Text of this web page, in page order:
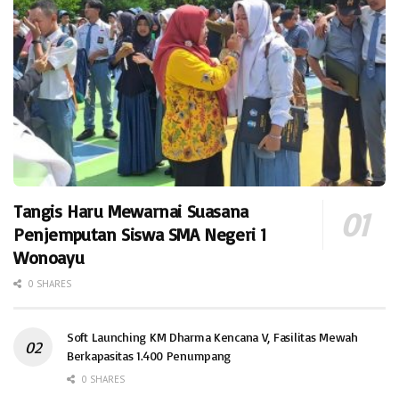
Tangis Haru Mewarnai Suasana
Penjemputan Siswa SMA Negeri 1
Wonoayu
0 SHARES
Soft Launching KM Dharma Kencana V, Fasilitas Mewah
Berkapasitas 1.400 Penumpang
0 SHARES